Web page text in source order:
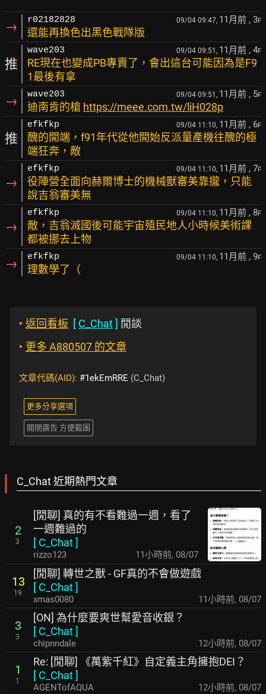
→ r02182828 09/04 09:47, 11月前 , 3F
還能再換色出黑色戰隊版
推
wave203 09/04 09:51, 11月前 , 4F
RE現在也變成PB專賣了，會出這台可能因為是F9
1最後有拿
→ wave203 09/04 09:51, 11月前 , 5F
迪南肯的槍 https://meee.com.tw/liH028p
推
efkfkp 09/04 11:10, 11月前 , 6F
醜的開端，f91年代從他開始反派量產機往醜的極
端狂奔，敵
→
efkfkp 09/04 11:10, 11月前 , 7F
役陣營全面向赫爾博士的機械獸審美靠攏，只能
說吉翁審美無
→
efkfkp 09/04 11:10, 11月前 , 8F
敵，吉翁滅國後可能宇宙殖民地人小時候美術課
都被挪去上物
→ efkfkp 09/04 11:10, 11月前 , 9F
理數學了（
‣ 返回看板 [ C_Chat] 閒談
‣ 更多 A880507 的文章
文章代碼(AID): #1ekEmRRE (C_Chat)
更多分享選項
關閉廣告 方便截圖
C_Chat 近期熱門文章
2
3
[閒聊] 真的有不看難過一週，看了
一週難過的
[ C_Chat]
rizzo123 11小時前, 08/07
13
19
[閒聊] 轉世之獸 - GF真的不會做遊戲
[ C_Chat]
xmas0080 11小時前, 08/07
3
3
[ON] 為什麼要爽世幫愛音收銀？
[ C_Chat]
chipnndale 12小時前, 08/07
1
1
Re: [閒聊] 《萬紫千紅》自定義主角擁抱DEI？
[ C_Chat]
AGENTofAQUA 12小時前, 08/07